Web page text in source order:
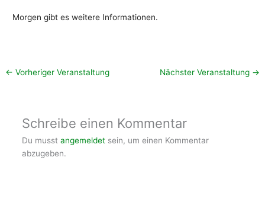
Morgen gibt es weitere Informationen.
← Vorheriger Veranstaltung Nächster Veranstaltung →
Schreibe einen Kommentar
Du musst angemeldetsein, um einen Kommentar
abzugeben.